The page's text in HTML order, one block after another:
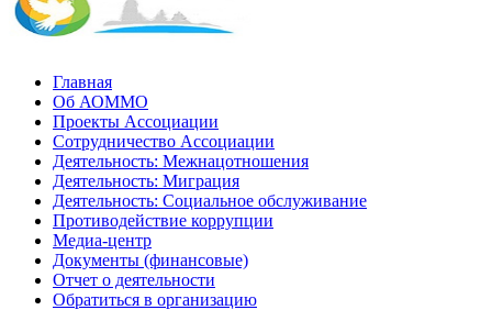
Главная
Об АОММО
Проекты Ассоциации
Сотрудничество Ассоциации
Деятельность: Межнацотношения
Деятельность: Миграция
Деятельность: Социальное обслуживание
Противодействие коррупции
Медиа-центр
Документы (финансовые)
Отчет о деятельности
Обратиться в организацию